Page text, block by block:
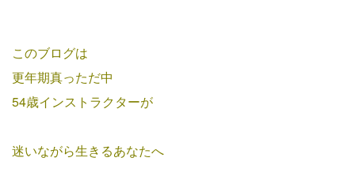
このブログは
更年期真っただ中
54歳インストラクターが
迷いながら生きるあなたへ